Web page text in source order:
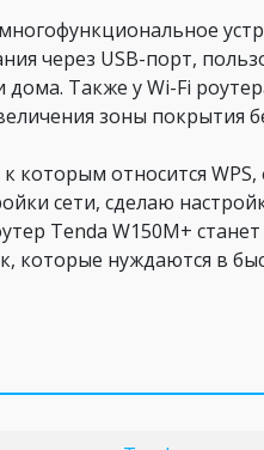
через USB-порт,
Также у Wi-Fi
зоны покрытия
которым относится
сети, сделаю
Tenda W150M+
которые нуждаются в